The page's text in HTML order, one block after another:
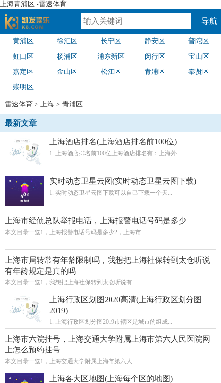
上海青浦区 -雷速体育
速体育
导航
黄浦区 徐汇区 长宁区 静安区 普陀区
虹口区 杨浦区 浦东新区 闵行区 宝山区
嘉定区 金山区 松江区 青浦区 奉贤区
崇明区
雷速体育 > 上海 > 青浦区
最新文章
上海酒店排名(上海酒店排名前100位)
1. 上海酒店排名前100位上海酒店排名有：上海外...
实时动态卫星云图(实时动态卫星云图下载)
1. 实时动态卫星云图下载可以自己下载一个天...
上海市经侦总队举报电话，上海报警电话号码是多少
本文目录一览1，上海报警电话号码是多少2，上海市...
上海市局转常有年龄限制吗，我想把上海社保转到太仓听说
有年龄规定是真的吗
本文目录一览1，我想把上海社保转到太仓听说有...
上海行政区划图2020高清(上海行政区划分图
2019)
1. 上海行政区划分图2019市辖区是城市的组成...
上海市六院挂号，上海交通大学附属上海市第六人民医院网
上怎么预约挂号
本文目录一览1，上海交通大学附属上海市第六人...
上海各大区地图(上海每个区的地图)